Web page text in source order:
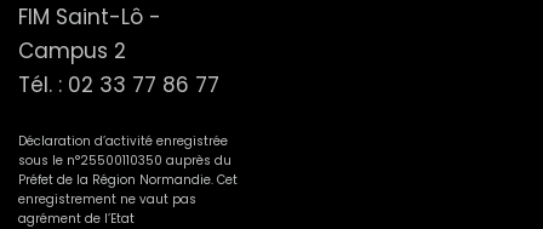
FIM Saint-Lô -
Campus 2
Tél. : 02 33 77 86 77
Déclaration d’activité enregistrée
sous le n°25500110350 auprès du
Préfet de la Région Normandie. Cet
enregistrement ne vaut pas
agrément de l’Etat